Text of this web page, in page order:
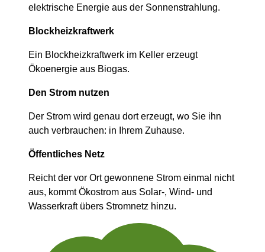
elektrische Energie aus der Sonnen­strahlung.
Blockheizkraftwerk
Ein Blockheiz­kraftwerk im Keller erzeugt
Ökoenergie aus Biogas.
Den Strom nutzen
Der Strom wird genau dort erzeugt, wo Sie ihn
auch verbrauchen: in Ihrem Zuhause.
Öffentliches Netz
Reicht der vor Ort gewonnene Strom einmal nicht
aus, kommt Ökostrom aus Solar-, Wind- und
Wasserkraft übers Stromnetz hinzu.